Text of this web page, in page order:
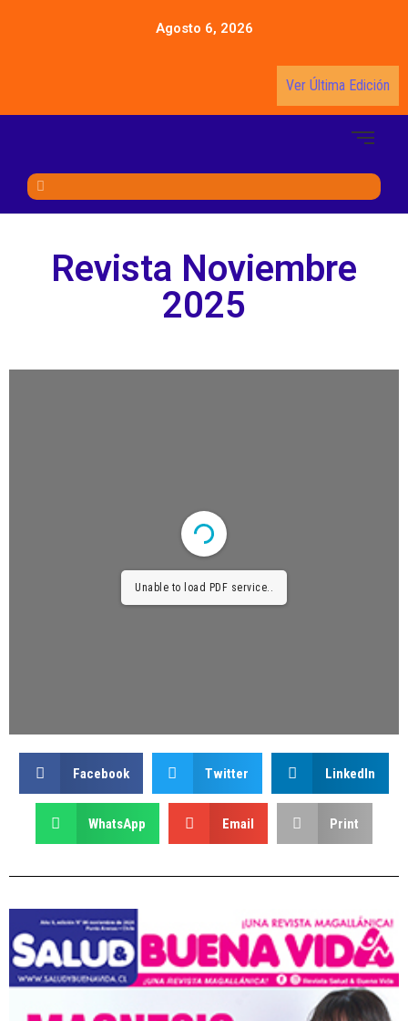
Agosto 6, 2026
Ver Última Edición
Revista Noviembre
2025
Unable to load PDF service..
Facebook Twitter LinkedIn
WhatsApp Email Print